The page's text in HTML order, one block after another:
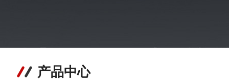
产品中心